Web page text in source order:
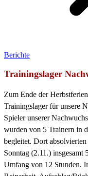
Berichte
Trainingslager
Zum Ende der
Trainingslager für unsere
Spieler unserer
wurden von 5 Trainern in
begleitet. Dort
Sonntag (2.11.) insgesamt
Umfang von 12 Stunden.